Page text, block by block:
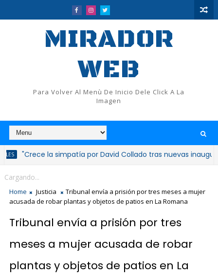
MIRADOR
WEB
Para Volver Al Menù De Inicio Dele Click A La
Imagen
la simpatía por David Collado tras nuevas inauguraciones
Cargando...
Home Justicia
Tribunal envía a prisión por tres meses a mujer
acusada de robar plantas y objetos de patios en La Romana
Tribunal envía a prisión por tres
meses a mujer acusada de robar
plantas y objetos de patios en La